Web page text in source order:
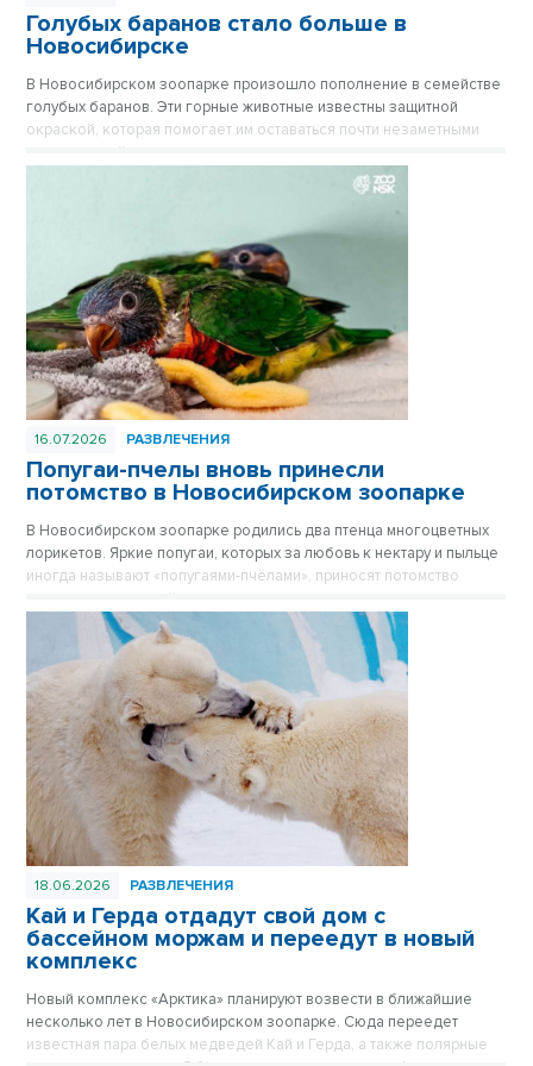
Голубых баранов стало больше в
Новосибирске
В Новосибирском зоопарке произошло пополнение в семействе
голубых баранов. Эти горные животные известны защитной
окраской, которая помогает им оставаться почти незаметными
16.07.2026 РАЗВЛЕЧЕНИЯ
Попугаи-пчелы вновь принесли
потомство в Новосибирском зоопарке
В Новосибирском зоопарке родились два птенца многоцветных
лорикетов. Яркие попугаи, которых за любовь к нектару и пыльце
иногда называют «попугаями-пчёлами», приносят потомство
18.06.2026 РАЗВЛЕЧЕНИЯ
Кай и Герда отдадут свой дом с
бассейном моржам и переедут в новый
комплекс
Новый комплекс «Арктика» планируют возвести в ближайшие
несколько лет в Новосибирском зоопарке. Сюда переедет
известная пара белых медведей Кай и Герда, а также полярные